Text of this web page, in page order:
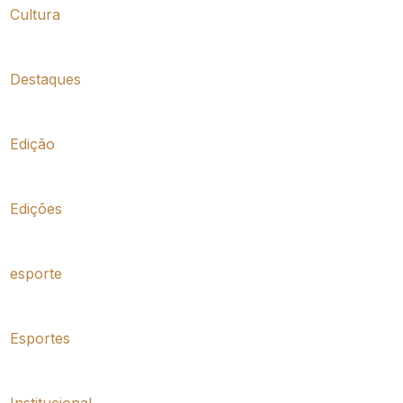
Cultura
Destaques
Edição
Edições
esporte
Esportes